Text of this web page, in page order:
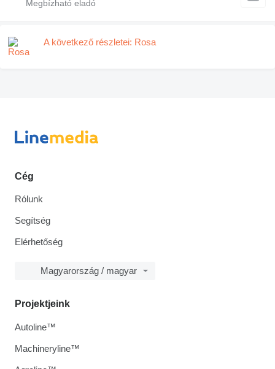
A következő részletei: Rosa
Cég
Rólunk
Segítség
Elérhetőség
Magyarország / magyar
Projektjeink
Autoline™
Machineryline™